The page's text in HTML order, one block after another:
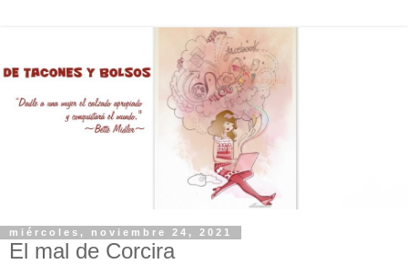
miércoles, noviembre 24, 2021
El mal de Corcira